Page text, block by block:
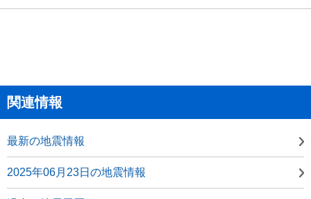
関連情報
最新の地震情報
2025年06月23日の地震情報